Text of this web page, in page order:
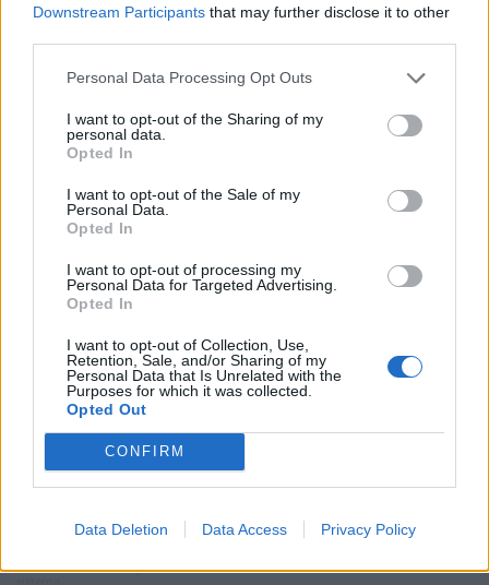
Downstream Participants that may further disclose it to other
Personal Data Processing Opt Outs
I want to opt-out of the Sharing of my
personal data.
Opted In
I want to opt-out of the Sale of my
Personal Data.
Opted In
I want to opt-out of processing my
Personal Data for Targeted Advertising.
Opted In
I want to opt-out of Collection, Use,
Retention, Sale, and/or Sharing of my
Personal Data that Is Unrelated with the
Purposes for which it was collected.
Opted Out
CONFIRM
Data Deletion Data Access Privacy Policy
l’amministrazione, chi firma senza diligenza tradisce i
cittadini”
Commenti
Accedioregistrati
articolo.
di VareseNews.it, che rimane autonoma e indipendente. I messaggi inclusi nei
commenti non sono testi giornalistici, ma post inviati dai singoli lettori che
che includano uno o più link a siti esterni verranno rimossi in automatico dal